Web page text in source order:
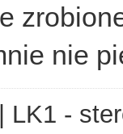
nie
| LK1 -